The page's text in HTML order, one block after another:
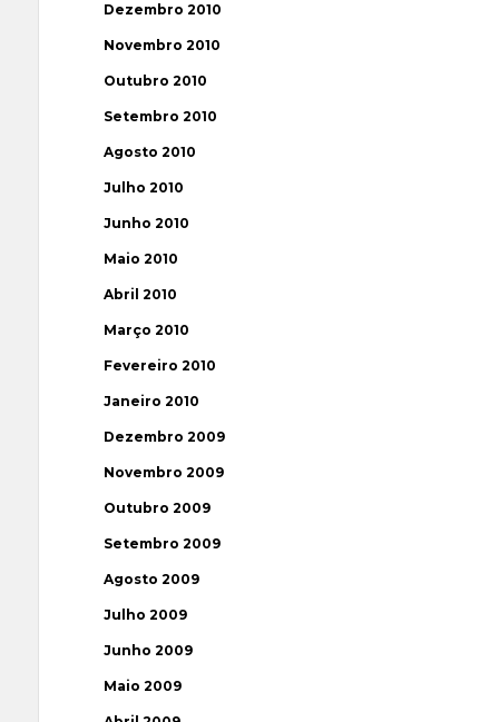
Dezembro 2010
Novembro 2010
Outubro 2010
Setembro 2010
Agosto 2010
Julho 2010
Junho 2010
Maio 2010
Abril 2010
Março 2010
Fevereiro 2010
Janeiro 2010
Dezembro 2009
Novembro 2009
Outubro 2009
Setembro 2009
Agosto 2009
Julho 2009
Junho 2009
Maio 2009